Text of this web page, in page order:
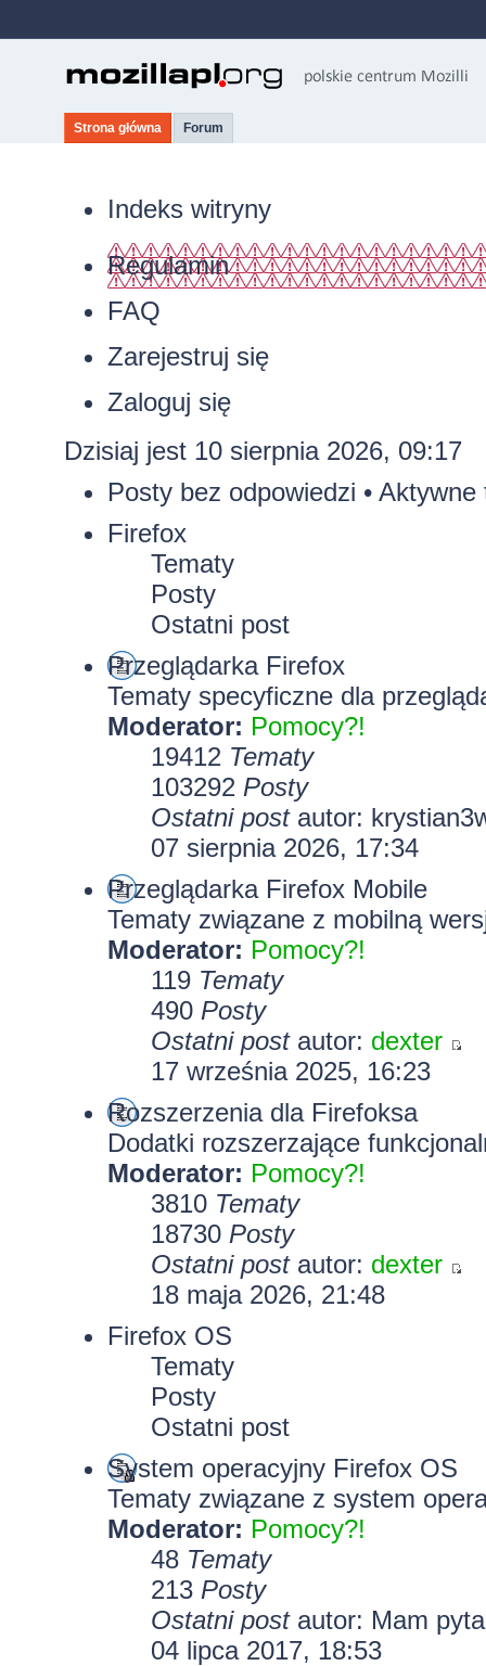
Strona główna Forum
Indeks witryny
Regulamin
FAQ
Zarejestruj się
Zaloguj się
Dzisiaj jest 10 sierpnia 2026, 09:17
Posty bez odpowiedzi • Aktywne
Firefox
Tematy
Posty
Ostatni post
Przeglądarka Firefox
Tematy specyficzne dla
Moderator: Pomocy?!
19412 Tematy
103292 Posty
Ostatni postautor:
07 sierpnia 2026, 17:34
Przeglądarka Firefox Mobile
Tematy związane z mobilną
Moderator: Pomocy?!
119 Tematy
490 Posty
Ostatni postautor: dexter
17 września 2025, 16:23
Rozszerzenia dla Firefoksa
Dodatki rozszerzające
Moderator: Pomocy?!
3810 Tematy
18730 Posty
Ostatni postautor: dexter
18 maja 2026, 21:48
Firefox OS
Tematy
Posty
Ostatni post
System operacyjny Firefox OS
Tematy związane z system
Moderator: Pomocy?!
48 Tematy
213 Posty
Ostatni postautor: Mam
04 lipca 2017, 18:53